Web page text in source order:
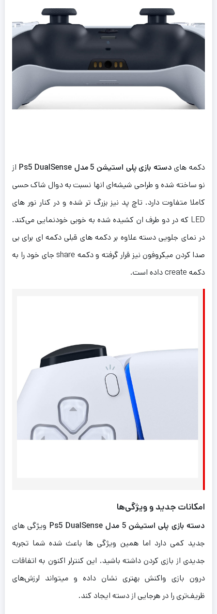
دکمه های دسته بازی پلی استیشن 5 مدل Ps5 DualSense
از
نو ساخته شده و طراحی شیشه‌ای انها نسبت به دوال شاک حسی
کاملا متفاوت دارد. تاچ پد نیز بزرگ تر شده و در کنار نور های
LED که در دو طرف ان کشیده شده به خوبی خود‌نمایی می‌کند.
در نمای جلویی دسته علاوه بر دکمه های قبلی دکمه ای برای بی
صدا کردن میکروفون نیز قرار گرفته و دکمه share جای خود را به
دکمه create داده است.
امکانات جدید و ویژگی‌ها
دسته بازی پلی استیشن 5 مدل Ps5 DualSense
ویژگی های
جدید کمی دارد اما همین ویژگی ها باعث شده شما تجربه
جدیدی از بازی کردن داشته باشید. این کنترلر اکنون به اتفاقات
درون بازی واکنش بهتری نشان داده و میتواند لرزش‌های
ظریف‌تری را در هرجایی از دسته ایجاد کند.